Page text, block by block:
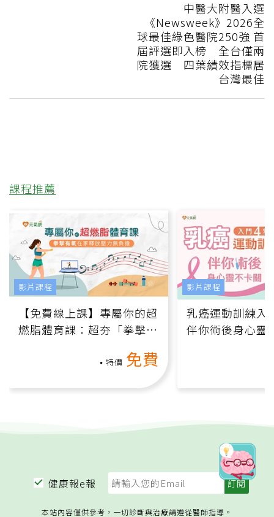
中醫大附醫入選
《Newsweek》2026全
球最佳綠色醫院250強 首
屆評選即入榜 全台僅兩
院獲選 四葉績效指標居
台灣最佳
課程推薦
【免費線上課】專屬你的超
燃脂體育課：超夯「拳擊有
特價 免費
影片課程
乳癌運動訓練入
伴你術後身心靈
影片課程
健康報e報
本站內容僅供參考，一切診斷與治療請遵從醫師指導。